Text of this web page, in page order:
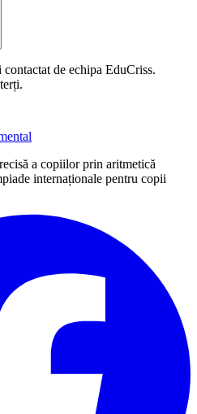
de echipa EduCriss.
a copiilor prin aritmetică
internaționale pentru copii